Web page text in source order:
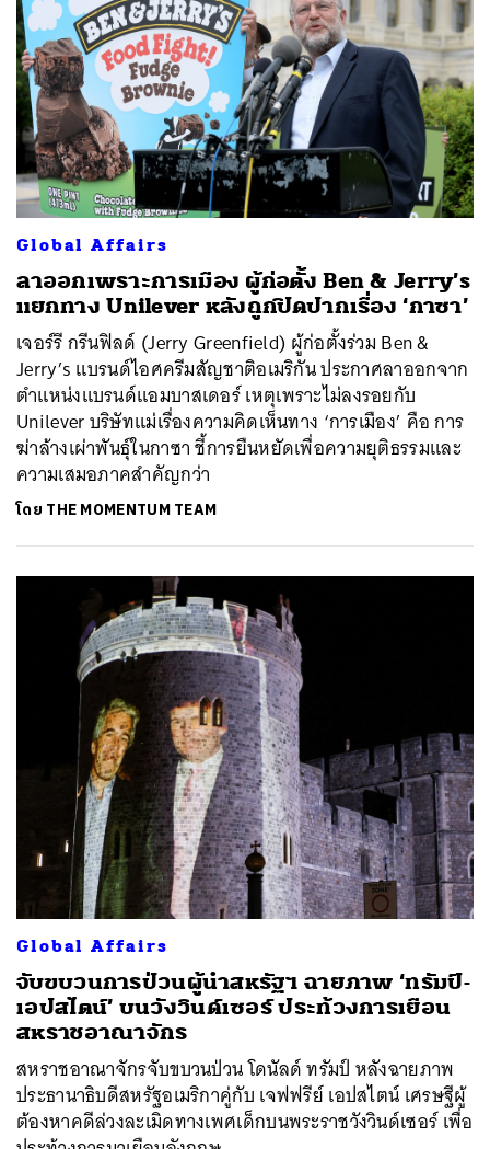
Global Affairs
ลาออกเพราะการเมือง ผู้ก่อตั้ง Ben & Jerry’s
แยกทาง Unilever หลังถูกปิดปากเรื่อง ‘กาซา’
เจอร์รี กรีนฟิลด์ (Jerry Greenfield) ผู้ก่อตั้งร่วม Ben &
Jerry’s แบรนด์ไอศครีมสัญชาติอเมริกัน ประกาศลาออกจาก
ตำแหน่งแบรนด์แอมบาสเดอร์ เหตุเพราะไม่ลงรอยกับ
Unilever บริษัทแม่เรื่องความคิดเห็นทาง ‘การเมือง’ คือ การ
ฆ่าล้างเผ่าพันธุ์ในกาซา ชี้การยืนหยัดเพื่อความยุติธรรมและ
ความเสมอภาคสำคัญกว่า
โดย THE MOMENTUM TEAM
Global Affairs
จับขบวนการป่วนผู้นำสหรัฐฯ ฉายภาพ ‘ทรัมป์-
เอปสไตน์’ บนวังวินด์เซอร์ ประท้วงการเยือน
สหราชอาณาจักร
สหราชอาณาจักรจับขบวนป่วน โดนัลด์ ทรัมป์ หลังฉายภาพ
ประธานาธิบดีสหรัฐอเมริกาคู่กับ เจฟฟรีย์ เอปสไตน์ เศรษฐีผู้
ต้องหาคดีล่วงละเมิดทางเพศเด็กบนพระราชวังวินด์เซอร์ เพื่อ